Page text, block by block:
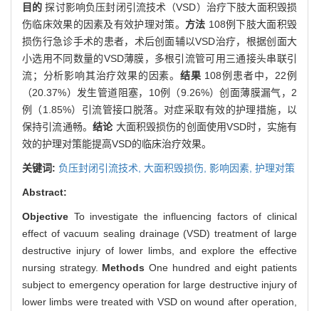
目的探讨影响负压封闭引流技术（VSD）治疗下肢大面积毁损
伤临床效果的因素及有效护理对策。 方法 108例下肢大面积毁
损伤行急诊手术的患者，术后创面辅以VSD治疗，根据创面大
小选用不同数量的VSD薄膜，多根引流管可用三通接头串联引
流；分析影响其治疗效果的因素。 结果 108例患者中，22例
（20.37%）发生管道阻塞，10例（9.26%）创面薄膜漏气，2
例（1.85%）引流管接口脱落。对症采取有效的护理措施，以
保持引流通畅。结论 大面积毁损伤的创面使用VSD时，实施有
效的护理对策能提高VSD的临床治疗效果。
关键词: 负压封闭引流技术, 大面积毁损伤, 影响因素, 护理对策
Abstract:
Objective To investigate the influencing factors of clinical
effect of vacuum sealing drainage (VSD) treatment of large
destructive injury of lower limbs, and explore the effective
nursing strategy. MethodsOne hundred and eight patients
subject to emergency operation for large destructive injury of
lower limbs were treated with VSD on wound after operation,